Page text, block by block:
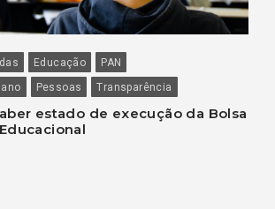
Educação
PAN
Pessoas Transparência
estado de execução da Bolsa